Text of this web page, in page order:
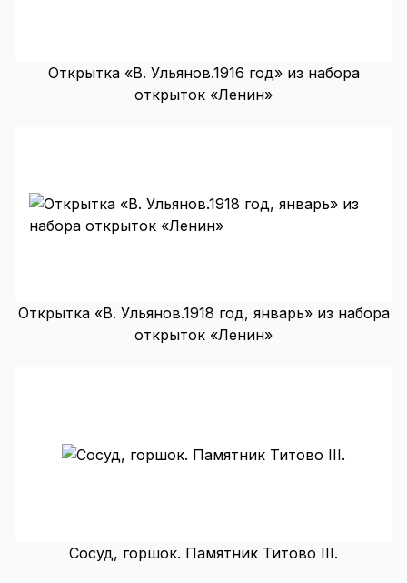
Открытка «В. Ульянов.1916 год» из набора
открыток «Ленин»
Открытка «В. Ульянов.1918 год, январь» из набора
открыток «Ленин»
Сосуд, горшок. Памятник Титово III.